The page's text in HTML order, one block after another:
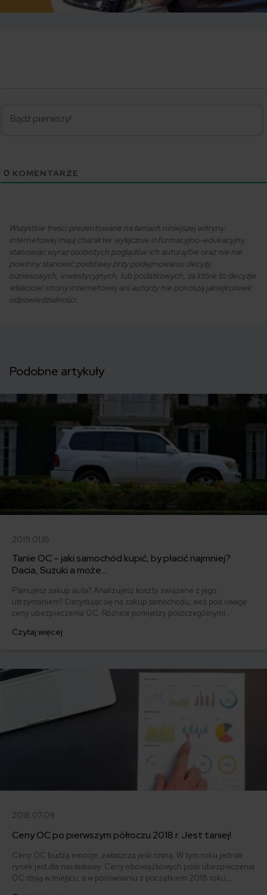
0 KOMENTARZE
Wszystkie treści prezentowane na łamach niniejszej witryny
internetowej mają charakter wyłącznie informacyjno-edukacyjny,
stanowiąc wyraz osobistych poglądów ich autora/ów oraz nie nie
powinny stanowić podstawy przy podejmowaniu decyzji
biznesowych, inwestycyjnych, lub podatkowych, za które to decyzje
właściciel strony internetowej ani autorzy nie ponoszą jakiejkolwiek
odpowiedzialności.
Podobne artykuły
2019.01.16
Tanie OC – jaki samochód kupić, by płacić najmniej?
Dacia, Suzuki a może…
Planujesz zakup auta? Analizujesz koszty związane z jego
utrzymaniem? Decydując się na zakup samochodu, weź pod uwagę
ceny ubezpieczenia OC. Różnice pomiędzy poszczególnymi
by płacić za OC najmniej? W czołówce jest Dacia, Suzuki, Kia, ale też
Czytaj więcej
2018.07.09
Ceny OC po pierwszym półroczu 2018 r. Jest taniej!
Ceny OC budzą emocje, zwłaszcza jeśli rosną. W tym roku jednak
rynek jest dla nas łaskawy. Ceny obowiązkowych polis ubezpieczenia
OC stoją w miejscu, a w porównaniu z początkiem 2018 roku,